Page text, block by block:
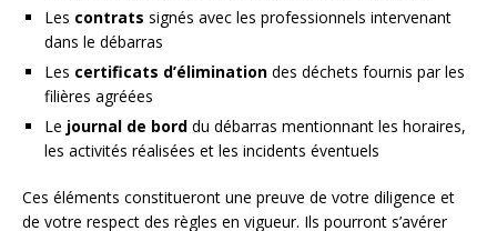
Les contrats signés avec les professionnels intervenant
dans le débarras
Les certificats d’élimination des déchets fournis par les
filières agréées
Le journal de bord du débarras mentionnant les horaires,
les activités réalisées et les incidents éventuels
Ces éléments constitueront une preuve de votre diligence et
de votre respect des règles en vigueur. Ils pourront s’avérer